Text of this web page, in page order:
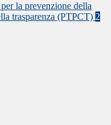
la prevenzione della
trasparenza (PTPCT) 2